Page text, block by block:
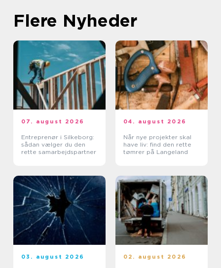
Flere Nyheder
07. august 2026
Entreprenør i Silkeborg:
sådan vælger du den
rette samarbejdspartner
04. august 2026
Når nye projekter skal
have liv: find den rette
tømrer på Langeland
03. august 2026 02. august 2026